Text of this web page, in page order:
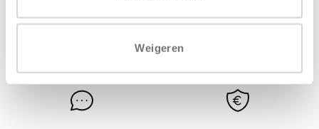
Weigeren
Gratis levering vanaf € 750,-